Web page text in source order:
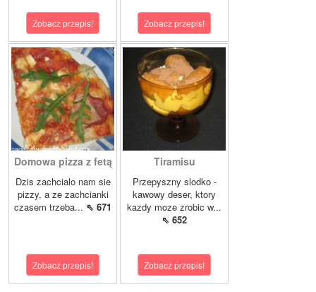
Zobacz przepis! Zobacz przepis!
Domowa pizza z fetą
Dzis zachcialo nam sie
pizzy, a ze zachcianki
czasem trzeba... ⇖ 671
Zobacz przepis!
Tiramisu
Przepyszny slodko -
kawowy deser, ktory
kazdy moze zrobic w...
⇖ 652
Zobacz przepis!